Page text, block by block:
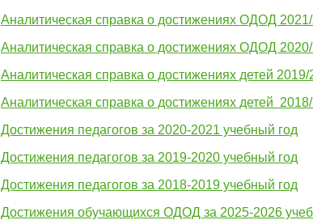
Аналитическая справка о достижениях ОДОД
Аналитическая справка о достижениях ОДОД
Аналитическая справка о достижениях детей 2019/
Аналитическая справка о достижениях детей
Достижения педагогов за 2020-2021 учебный год
Достижения педагогов за 2019-2020 учебный год
Достижения педагогов за 2018-2019 учебный год
Достижения обучающихся ОДОД за 2025-2026